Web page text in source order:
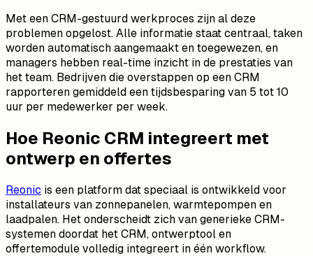
Met een CRM-gestuurd werkproces zijn al deze
problemen opgelost. Alle informatie staat centraal, taken
worden automatisch aangemaakt en toegewezen, en
managers hebben real-time inzicht in de prestaties van
het team. Bedrijven die overstappen op een CRM
rapporteren gemiddeld een tijdsbesparing van 5 tot 10
uur per medewerker per week.
Hoe Reonic CRM integreert met
ontwerp en offertes
Reonic is een platform dat speciaal is ontwikkeld voor
installateurs van zonnepanelen, warmtepompen en
laadpalen. Het onderscheidt zich van generieke CRM-
systemen doordat het CRM, ontwerptool en
offertemodule volledig integreert in één workflow.